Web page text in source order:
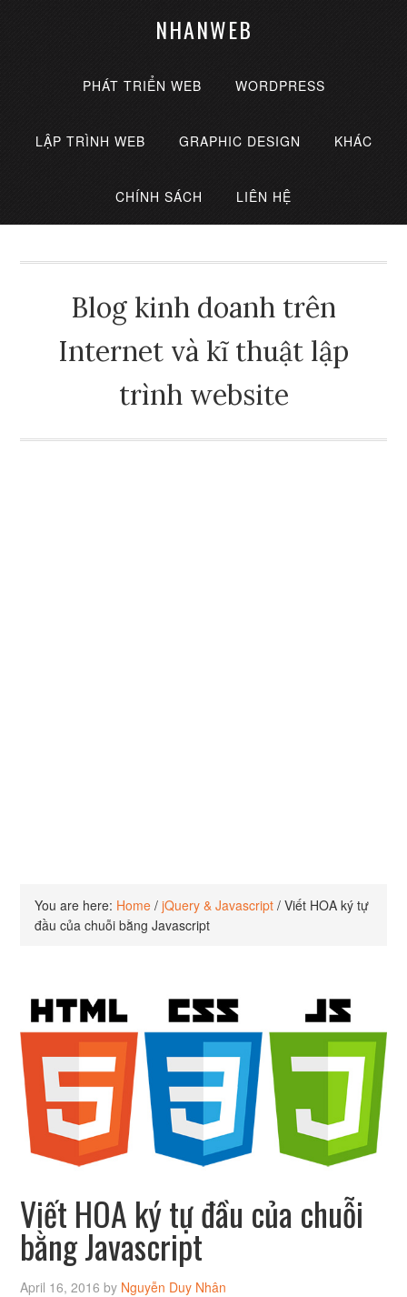
NHANWEB
PHÁT TRIỂN WEB WORDPRESS
LẬP TRÌNH WEB GRAPHIC DESIGN KHÁC
CHÍNH SÁCH LIÊN HỆ
Blog kinh doanh trên
Internet và kĩ thuật lập
trình website
You are here: Home / jQuery & Javascript / Viết HOA ký tự
đầu của chuỗi bằng Javascript
Viết HOA ký tự đầu của chuỗi
bằng Javascript
April 16, 2016 by Nguyễn Duy Nhân